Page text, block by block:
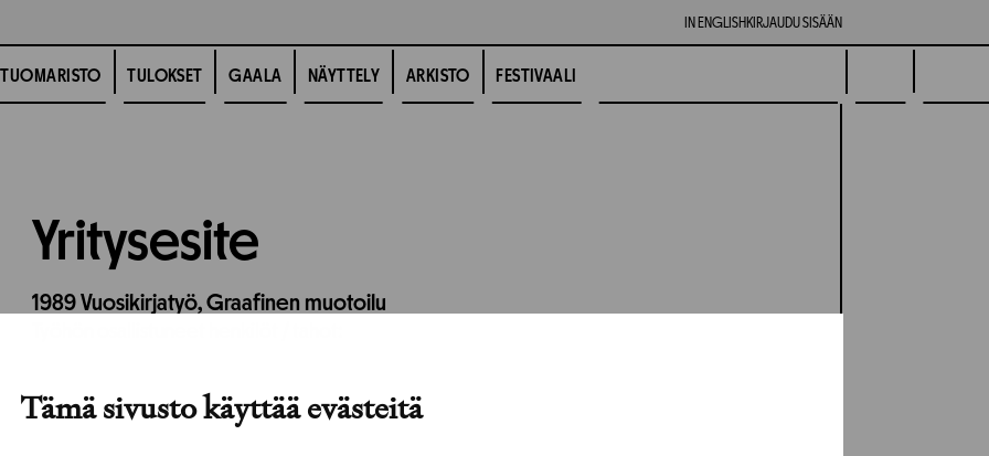
Tämä sivusto käyttää evästeitä
IN ENGLISH KIRJAUDU SISÄÄN
TUOMARISTO TULOKSET GAALA NÄYTTELY ARKISTO FESTIVAALI
Yritysesite
1989 Vuosikirjatyö,Graafinen muotoilu